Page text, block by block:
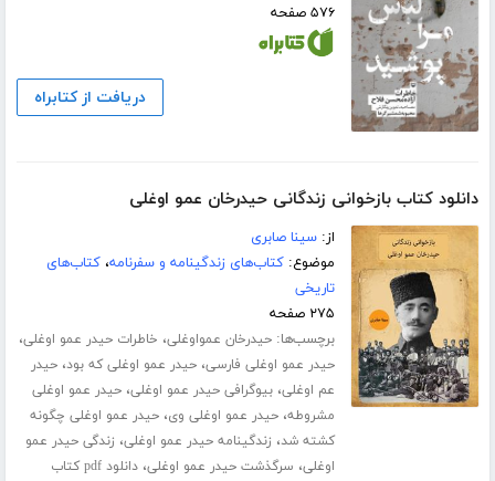
۵۷۶ صفحه
دریافت از کتابراه
دانلود کتاب بازخوانی زندگانی حیدرخان عمو اوغلی
از:سینا صابری
موضوع:کتاب‌های زندگینامه و سفرنامه،کتاب‌های
تاریخی
۲۷۵ صفحه
برچسب‌ها:حیدرخان عمواوغلی، خاطرات حیدر عمو اوغلی،
حیدر عمو اوغلی فارسی،حیدر عمو اوغلی که بود،حیدر
عم اوغلی،بیوگرافی حیدر عمو اوغلی،حیدر عمو اوغلی
مشروطه،حیدر عمو اوغلی وی،حیدر عمو اوغلی چگونه
کشته شد، زندگینامه حیدر عمو اوغلی، زندگی حیدر عمو
اوغلی، سرگذشت حیدر عمو اوغلی،
دانلود pdf کتاب